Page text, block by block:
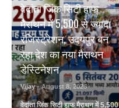
वेदांता जिंक सिटी हाफ
मैराथन में 5,500 से ज्यादा
रजिस्ट्रेशन, उदयपुर बन
रहा देश का नया मैराथन
डेस्टिनेशन
Vijay - August 8, 2026
वेदांता जिंक सिटी हाफ मैराथन में 5,500